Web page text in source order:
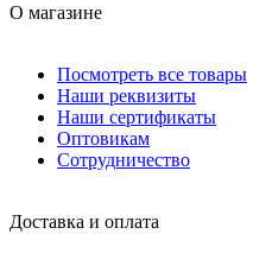
О магазине
Посмотреть все товары
Наши реквизиты
Наши сертификаты
Оптовикам
Сотрудничество
Доставка и оплата